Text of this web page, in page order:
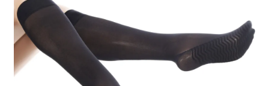
produkty
Recenzje
Rozwiń
menu
potomne